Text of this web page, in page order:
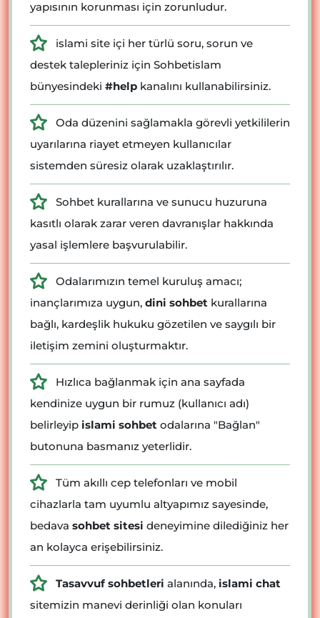
yapısının korunması için zorunludur.
islami site içi her türlü soru, sorun ve
destek talepleriniz için Sohbetislam
bünyesindeki #help kanalını kullanabilirsiniz.
Oda düzenini sağlamakla görevli yetkililerin
uyarılarına riayet etmeyen kullanıcılar
sistemden süresiz olarak uzaklaştırılır.
Sohbet kurallarına ve sunucu huzuruna
kasıtlı olarak zarar veren davranışlar hakkında
yasal işlemlere başvurulabilir.
Odalarımızın temel kuruluş amacı;
inançlarımıza uygun, dini sohbet kurallarına
bağlı, kardeşlik hukuku gözetilen ve saygılı bir
iletişim zemini oluşturmaktır.
Hızlıca bağlanmak için ana sayfada
kendinize uygun bir rumuz (kullanıcı adı)
belirleyip islami sohbet odalarına "Bağlan"
butonuna basmanız yeterlidir.
Tüm akıllı cep telefonları ve mobil
cihazlarla tam uyumlu altyapımız sayesinde,
bedava sohbet sitesi deneyimine dilediğiniz her
an kolayca erişebilirsiniz.
Tasavvuf sohbetleri alanında, islami chat
sitemizin manevi derinliği olan konuları